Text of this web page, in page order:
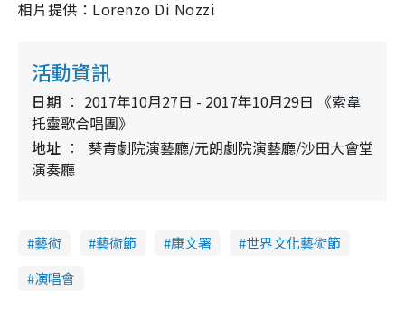
相片提供：Lorenzo Di Nozzi
活動資訊
日期
2017年10月27日 - 2017年10月29日 《索韋
托靈歌合唱團》
地址
葵青劇院演藝廳/元朗劇院演藝廳/沙田大會堂
演奏廳
藝術 藝術節 康文署
世界文化藝術節
演唱會